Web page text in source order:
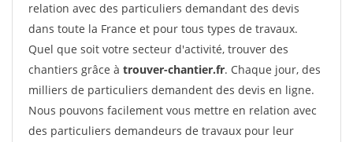
relation avec des particuliers demandant des devis
dans toute la France et pour tous types de travaux.
Quel que soit votre secteur d'activité, trouver des
chantiers grâce à trouver-chantier.fr. Chaque jour, des
milliers de particuliers demandent des devis en ligne.
Nous pouvons facilement vous mettre en relation avec
des particuliers demandeurs de travaux pour leur